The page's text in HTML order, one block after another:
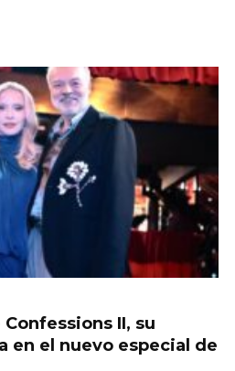
II, su
en el nuevo especial de